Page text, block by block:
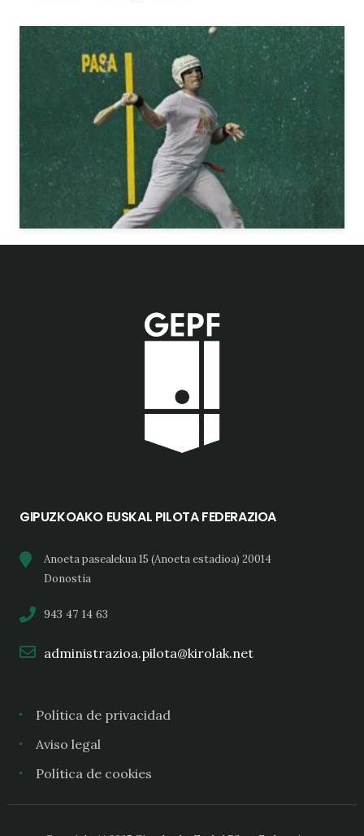
GIPUZKOAKO EUSKAL PILOTA FEDERAZIOA
Anoeta pasealekua 15 (Anoeta estadioa) 20014
Donostia
943 47 14 63
administrazioa.pilota@kirolak.net
Política de privacidad
Aviso legal
Política de cookies